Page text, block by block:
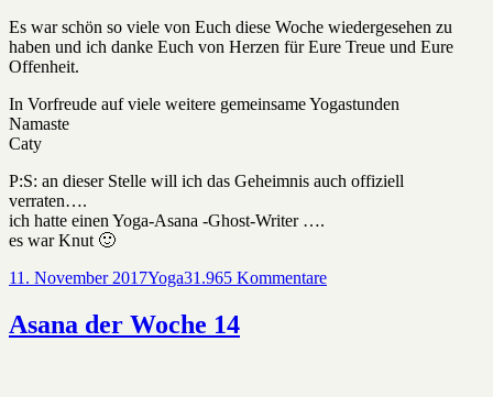
Es war schön so viele von Euch diese Woche wiedergesehen zu
haben und ich danke Euch von Herzen für Eure Treue und Eure
Offenheit.
In Vorfreude auf viele weitere gemeinsame Yogastunden
Namaste
Caty
P:S: an dieser Stelle will ich das Geheimnis auch offiziell
verraten….
ich hatte einen Yoga-Asana -Ghost-Writer ….
es war Knut 🙂
Veröffentlicht
11. November 2017Kategorien
Yoga31.965 Kommentarezu
Asana der Woche 14